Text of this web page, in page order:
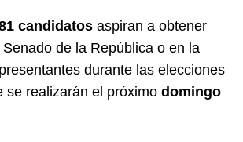
candidatos aspiran a obtener
de la República o en la
durante las elecciones
se realizarán el próximo domingo